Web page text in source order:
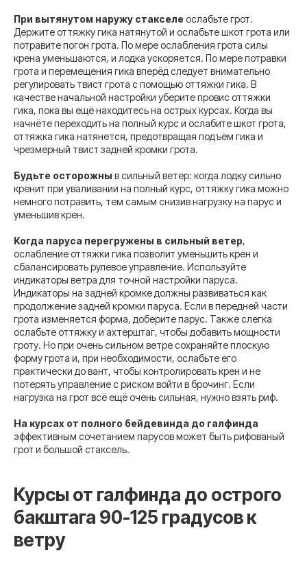
При вытянутом наружу стакселе ослабьте грот.
Держите оттяжку гика натянутой и ослабьте шкот грота или
потравите погон грота. По мере ослабления грота силы
крена уменьшаются, и лодка ускоряется. По мере потравки
грота и перемещения гика вперёд следует внимательно
регулировать твист грота с помощью оттяжки гика. В
качестве начальной настройки уберите провис оттяжки
гика, пока вы ещё находитесь на острых курсах. Когда вы
начнёте переходить на полный курс и ослабите шкот грота,
оттяжка гика натянется, предотвращая подъём гика и
чрезмерный твист задней кромки грота.
Будьте осторожны в сильный ветер: когда лодку сильно
кренит при уваливании на полный курс, оттяжку гика можно
немного потравить, тем самым снизив нагрузку на парус и
уменьшив крен.
Когда паруса перегружены в сильный ветер,
ослабление оттяжки гика позволит уменьшить крен и
сбалансировать рулевое управление. Используйте
индикаторы ветра для точной настройки паруса.
Индикаторы на задней кромке должны развиваться как
продолжение задней кромки паруса. Если в передней части
грота изменяется форма, доберите парус. Также слегка
ослабьте оттяжку и ахтерштаг, чтобы добавить мощности
гроту. Но при очень сильном ветре сохраняйте плоскую
форму грота и, при необходимости, ослабьте его
практически до вант, чтобы контролировать крен и не
потерять управление с риском войти в брочинг. Если
нагрузка на грот всё ещё очень сильная, нужно взять риф.
На курсах от полного бейдевинда до галфинда
эффективным сочетанием парусов может быть рифованый
грот и большой стаксель.
Курсы от галфинда до острого
бакштага 90-125 градусов к
ветру